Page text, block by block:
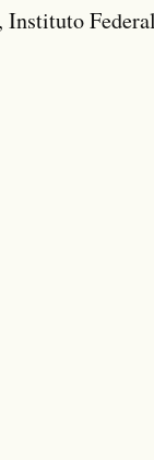
Instituto